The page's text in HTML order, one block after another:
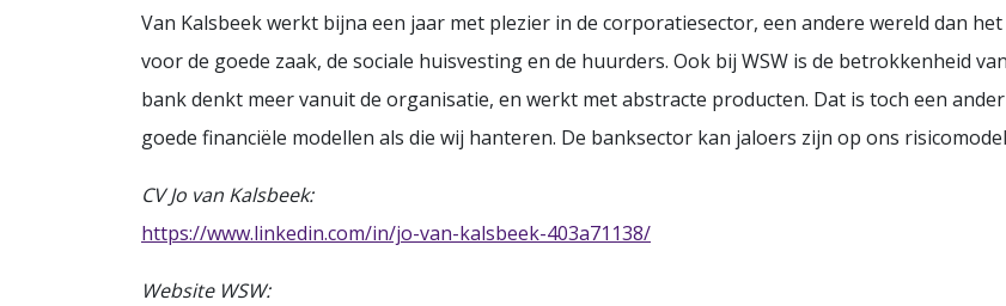
Van Kalsbeek werkt bijna een jaar met plezier in de corporatiesector, een andere wereld dan
voor de goede zaak, de sociale huisvesting en de huurders. Ook bij WSW is de betrokkenheid
bank denkt meer vanuit de organisatie, en werkt met abstracte producten. Dat is toch een
goede financiële modellen als die wij hanteren. De banksector kan jaloers zijn op ons
CV Jo van Kalsbeek:
https://www.linkedin.com/in/jo-van-kalsbeek-403a71138/
Website WSW: